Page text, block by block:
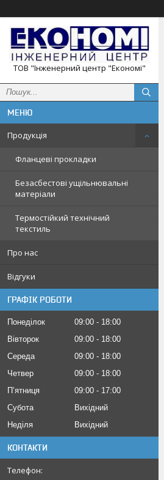
ТОВ "Інженерний центр "Економі"
Продукція
Фланцеві прокладки
Безасбестові ущільнювальні
матеріали
Термостійкий технічний
текстиль
Про нас
Відгуки
ГРАФІК РОБОТИ
Понеділок 09:00
18:00
Вівторок
09:00
18:00
Середа
09:00
18:00
Четвер
09:00
18:00
Пʼятниця
09:00
17:00
Субота
Вихідний
Неділя
Вихідний
КОНТАКТИ